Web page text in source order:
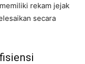
rekam jejak
secara